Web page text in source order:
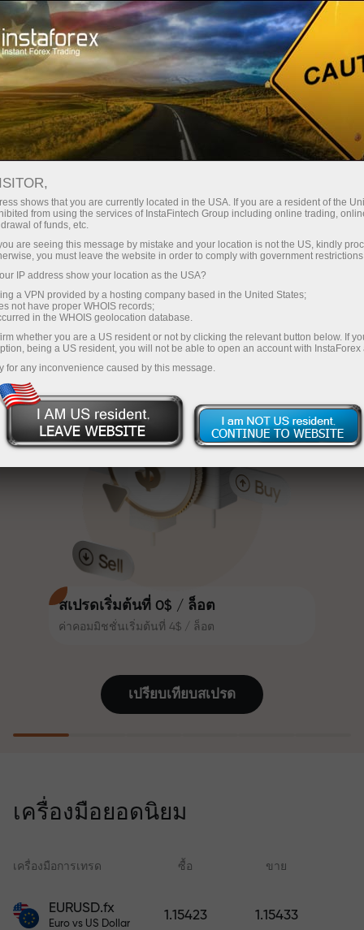
InstaForex
สเปรดเริ่มต้นที่ 0$ / ล็อต
ค่าคอมมิชชั่นเริ่มต้นที่ 4$ / ล็อต
กับ InstaForex คุณจะได้รับเงื่อนไขที่
สูงสุด 1:5000 สเปรดและค่า
คอมมิชชั่นที่ดีที่สุดในตลาด รวมถึง
เงื่อนไขที่เหมาะสมสำหรับการเทรด
หุ้นและดัชนี
InstaForex ทุกคนสามารถรับโบนัส
สูงสุด 30% จากยอดฝาก และใช้
ประโยชน์จากโปรโมชั่นและข้อเสนอ
พิเศษอื่น ๆ
ความเร็วในสนามแข่งและความเร็ว
ในการเทรดมีคุณค่าเดียวกัน Aleš
Loprais นำความมุ่งมั่นและวินัยเข้าสู่
โลกของการเทรด ในฐานะพันธมิตรที่
สร้างแรงบันดาลใจให้ลูกค้าบรรลุเป้า
หมายที่ทะเยอทะยาน
คนสามารถรับ iPhone, MacBook
หรือทริปในฝัน เพียงแค่ฝากเงิน
การขาดทุนและรับประกันกำไรเพิ่ม
ปกป้อง!
สเปรดต่ำมาก — กำไรสูง
โบนัส 30%
สำหรับทุกการฝาก
ความเร็ว
ในการเทรดและบนทางหลวง
แจ็กพอตของขวัญส่วนตัวของคุณ
ฝากเงินจำนวน $333 — เลือกของขวัญมูลค่าสูงสุด
$1,500
เทรดแบบไร้ความเสี่ยง — เรารับประกัน
กำไรของคุณ
โบนัสสูงสุด X1000 — ตัวคูณที่ใหญ่ที่สุด
เปรียบเทียบสเปรด
เครื่องมือยอดนิยม
เครื่องมือการเทรด ซื้อ ขาย
EURUSD.fx
Euro vs US Dollar
1.15423 1.15433
shows that you are currently located in the USA. If you are a resident of the
from using the services of InstaFintech Group including online trading,
of funds, etc.
are seeing this message by mistake and your location is not the US, kindly
you must leave the website in order to comply with government
IP address show your location as the USA?
a VPN provided by a hosting company based in the United States;
not have proper WHOIS records;
in the WHOIS geolocation database.
whether you are a US resident or not by clicking the relevant button below. If
being a US resident, you will not be able to open an account with InstaForex
for any inconvenience caused by this message.